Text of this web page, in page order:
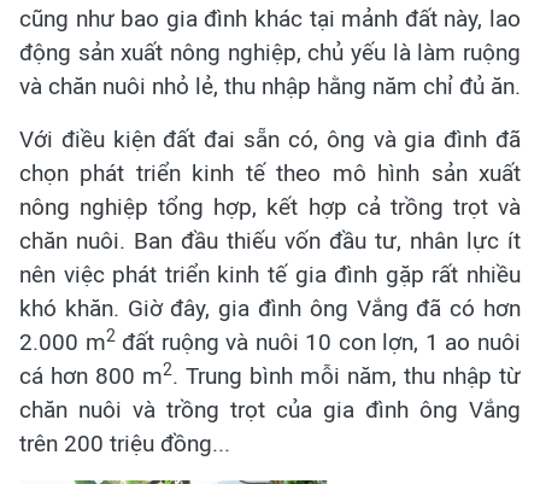
cũng như bao gia đình khác tại mảnh đất này, lao
động sản xuất nông nghiệp, chủ yếu là làm ruộng
và chăn nuôi nhỏ lẻ, thu nhập hằng năm chỉ đủ ăn.
Với điều kiện đất đai sẵn có, ông và gia đình đã
chọn phát triển kinh tế theo mô hình sản xuất
nông nghiệp tổng hợp, kết hợp cả trồng trọt và
chăn nuôi. Ban đầu thiếu vốn đầu tư, nhân lực ít
nên việc phát triển kinh tế gia đình gặp rất nhiều
khó khăn. Giờ đây, gia đình ông Vắng đã có hơn
2.000 m2đất ruộng và nuôi 10 con lợn, 1 ao nuôi
cá hơn 800 m2. Trung bình mỗi năm, thu nhập từ
chăn nuôi và trồng trọt của gia đình ông Vắng
trên 200 triệu đồng...